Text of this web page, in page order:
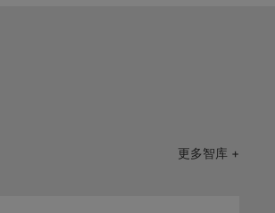
更多智库 +